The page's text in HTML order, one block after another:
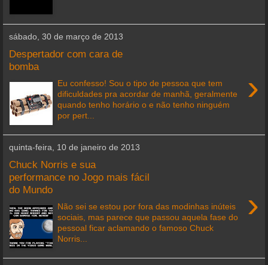
sábado, 30 de março de 2013
Despertador com cara de
bomba
›
Eu confesso! Sou o tipo de pessoa que tem
dificuldades pra acordar de manhã, geralmente
quando tenho horário o e não tenho ninguém
por pert...
quinta-feira, 10 de janeiro de 2013
Chuck Norris e sua
performance no Jogo mais fácil
do Mundo
›
Não sei se estou por fora das modinhas inúteis
sociais, mas parece que passou aquela fase do
pessoal ficar aclamando o famoso Chuck
Norris...